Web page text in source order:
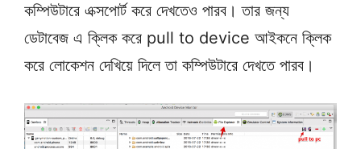
কম্পিউটারে এক্সপোর্ট করে দেখতেও পারব। তার জন্য
ডেটাবেজ এ ক্লিক করে pull to device আইকনে ক্লিক
করে লোকেশন দেখিয়ে দিলে তা কম্পিউটারে দেখতে পারব।